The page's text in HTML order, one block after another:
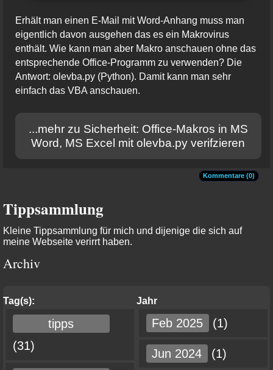
Erhält man einen E-Mail mit Word-Anhang muss man
eigentlich davon ausgehen das es ein Makrovirus
enthält. Wie kann man aber Makro anschauen ohne das
entsprechende Office-Programm zu verwenden? Die
Antwort: olevba.py (Python). Damit kann man sehr
einfach das VBA anschauen.
...mehr zu Sicherheit: Office-Makros in MS
Word, MS Excel mit olevba.py verifzieren
Kommentare (0)
Tippsammlung
Kleine Tippsammlung für mich und dijenige die sich auf
meine Webseite verirrt haben.
Archiv
Jahr
Feb 2025 (1)
Jun 2024 (1)
Tag(s):
tipps
(31)